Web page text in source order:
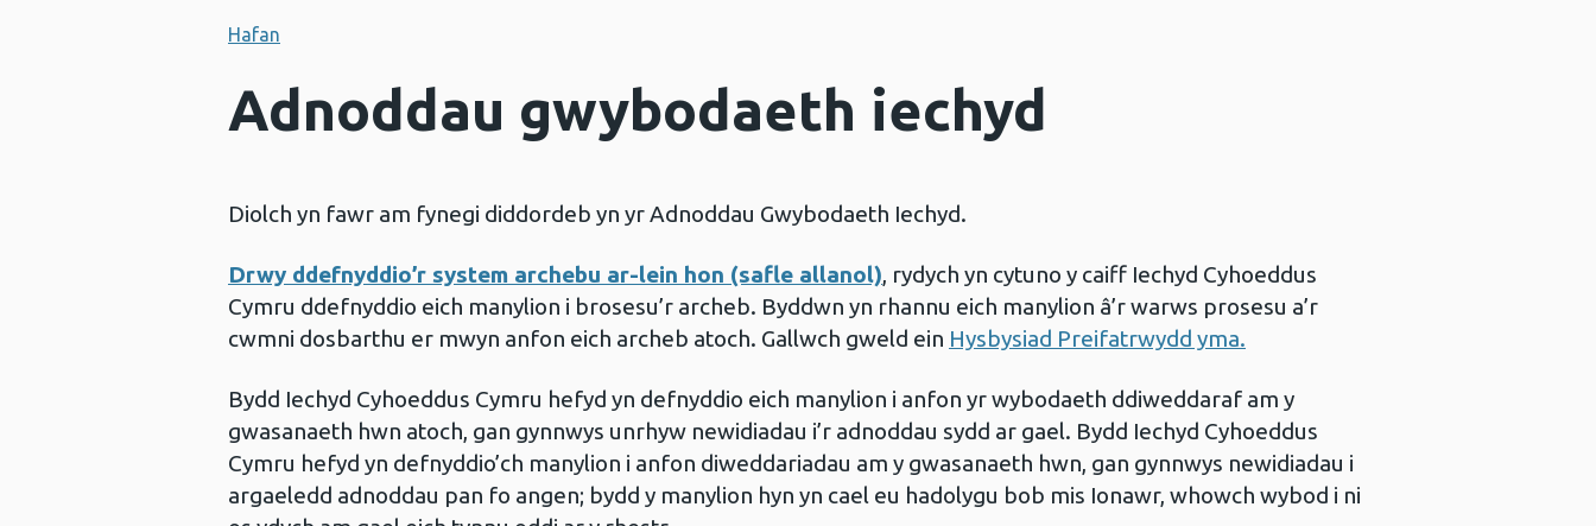
Hafan
Adnoddau gwybodaeth iechyd
Diolch yn fawr am fynegi diddordeb yn yr Adnoddau Gwybodaeth Iechyd.
Drwy ddefnyddio’r system archebu ar-lein hon (safle allanol), rydych yn cytuno y caiff Iechyd Cyhoeddus
Cymru ddefnyddio eich manylion i brosesu’r archeb. Byddwn yn rhannu eich manylion â’r warws prosesu a’r
cwmni dosbarthu er mwyn anfon eich archeb atoch. Gallwch gweld ein Hysbysiad Preifatrwydd yma.
Bydd Iechyd Cyhoeddus Cymru hefyd yn defnyddio eich manylion i anfon yr wybodaeth ddiweddaraf am y
gwasanaeth hwn atoch, gan gynnwys unrhyw newidiadau i’r adnoddau sydd ar gael. Bydd Iechyd Cyhoeddus
Cymru hefyd yn defnyddio’ch manylion i anfon diweddariadau am y gwasanaeth hwn, gan gynnwys newidiadau i
argaeledd adnoddau pan fo angen; bydd y manylion hyn yn cael eu hadolygu bob mis Ionawr, whowch wybod i ni